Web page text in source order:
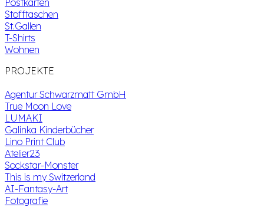
Stofftaschen
St.Gallen
T-Shirts
Wohnen
PROJEKTE
Agentur Schwarzmatt GmbH
True Moon Love
LUMAKI
Galinka Kinderbücher
Lino Print Club
Atelier23
Sockstar-Monster
This is my Switzerland
AI-Fantasy-Art
Fotografie